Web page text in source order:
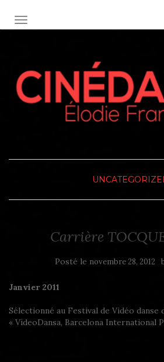
OUVRIR/FERMER LA NAVIGATION
Carrière
Posté le novembre 28, 2012
Janvier 2011
Sélectionné au Festival de Vidéo danse
« VideoDansa, Barcelona International